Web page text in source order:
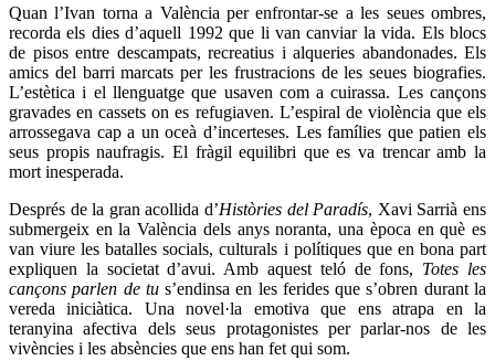
Quan l’Ivan torna a València per enfrontar-se a les seues ombres,
recorda els dies d’aquell 1992 que li van canviar la vida. Els blocs
de pisos entre descampats, recreatius i alqueries abandonades. Els
amics del barri marcats per les frustracions de les seues biografies.
L’estètica i el llenguatge que usaven com a cuirassa. Les cançons
gravades en cassets on es refugiaven. L’espiral de violència que els
arrossegava cap a un oceà d’incerteses. Les famílies que patien els
seus propis naufragis. El fràgil equilibri que es va trencar amb la
mort inesperada.
Després de la gran acollida d’Històries del Paradís, Xavi Sarrià ens
submergeix en la València dels anys noranta, una època en què es
van viure les batalles socials, culturals i polítiques que en bona part
expliquen la societat d’avui. Amb aquest teló de fons, Totes les
cançons parlen de tus’endinsa en les ferides que s’obren durant la
vereda iniciàtica. Una novel·la emotiva que ens atrapa en la
teranyina afectiva dels seus protagonistes per parlar-nos de les
vivències i les absències que ens han fet qui som.